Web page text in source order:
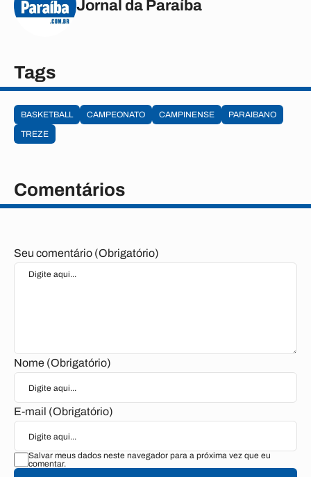
Jornal da Paraíba
Tags
BASKETBALL CAMPEONATO CAMPINENSE
PARAIBANO
TREZE
Comentários
Seu comentário (Obrigatório)
Nome (Obrigatório)
E-mail (Obrigatório)
Salvar meus dados neste navegador para a próxima vez que eu
comentar.